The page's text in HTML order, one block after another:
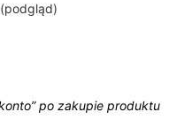
(podgląd)
po zakupie produktu